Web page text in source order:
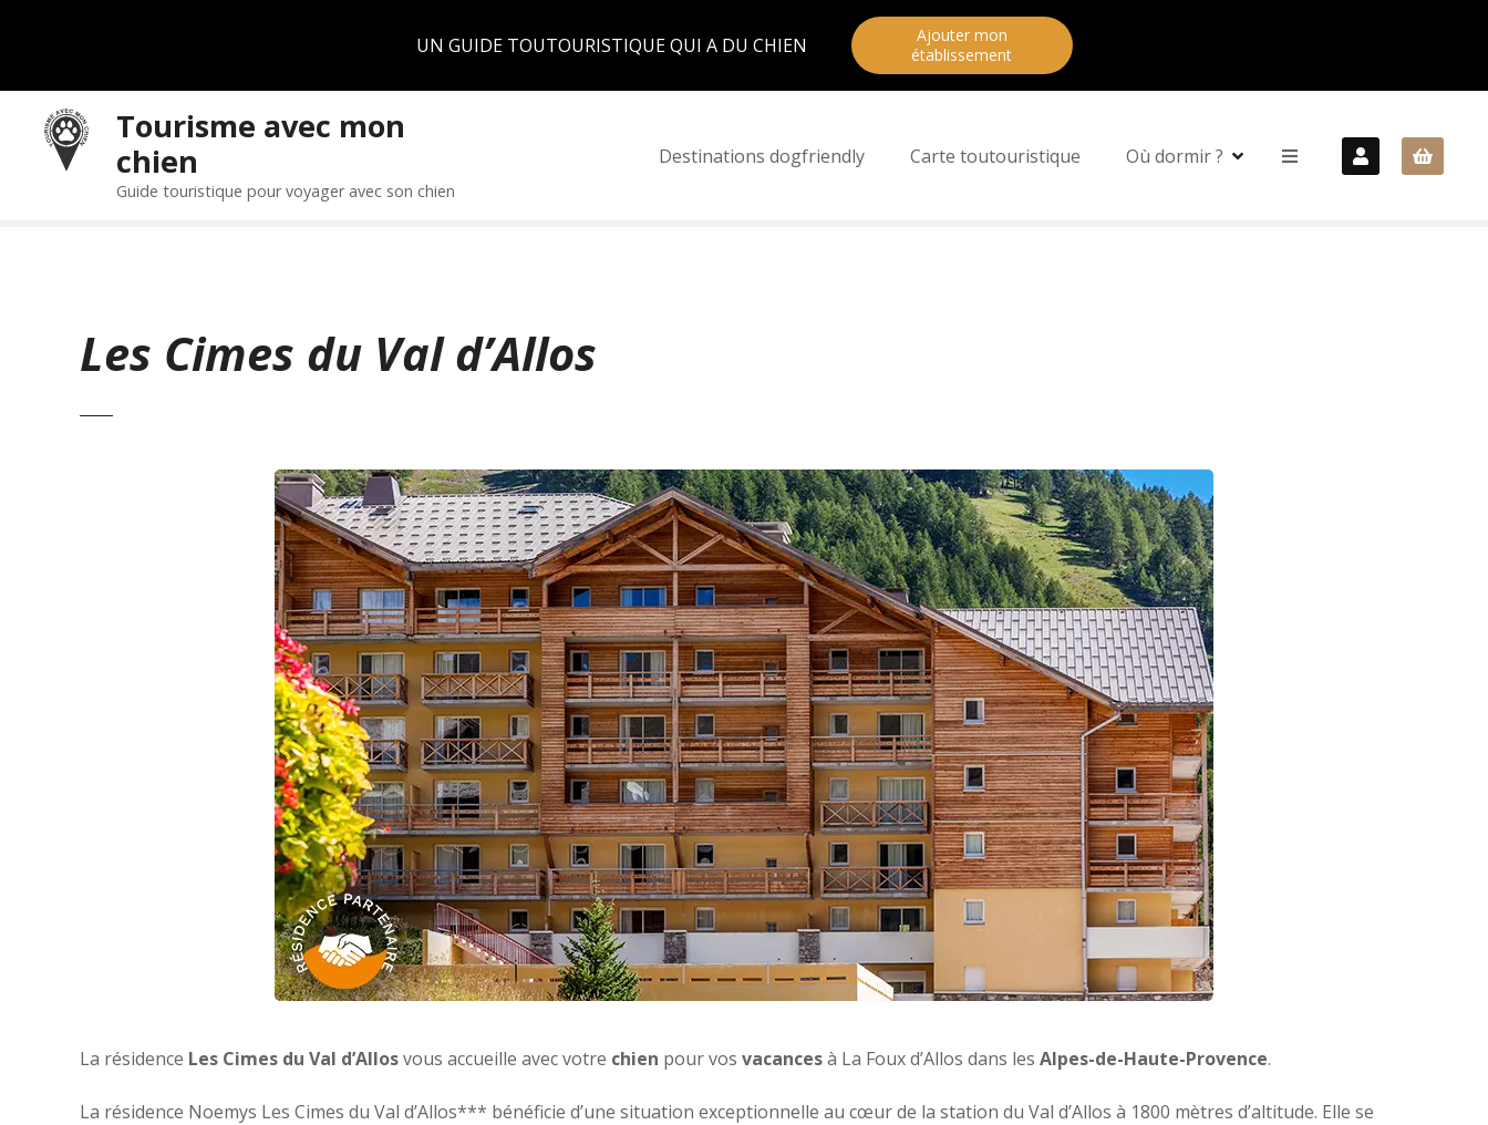
UN GUIDE TOUTOURISTIQUE QUI A DU CHIEN
Ajouter mon
établissement
Tourisme avec mon
chien
Guide touristique pour voyager avec son chien
Destinations dogfriendly Carte toutouristique Où dormir ?
Les Cimes du Val d’Allos
La résidence Les Cimes du Val d’Allosvous accueille avec votre chien pour vos vacancesà La Foux d’Allos dans les Alpes-de-Haute-Provence.
La résidence Noemys Les Cimes du Val d’Allos*** bénéficie d’une situation exceptionnelle au cœur de la station du Val d’Allos à 1800 mètres d’altitude. Elle se